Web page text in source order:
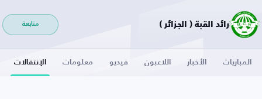
رائد القبة ( الجزائر ) متابعة
المباريات الأخبار اللاعبون فيديو معلومات الإنتقالات